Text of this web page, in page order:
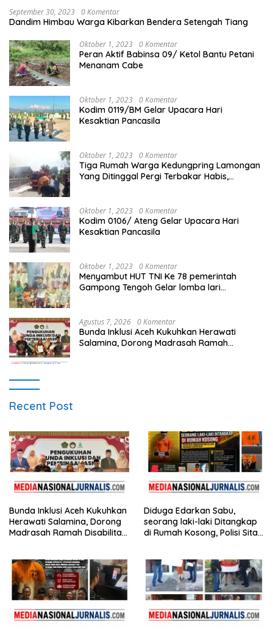
September 30, 2023 0 Komentar
Dandim Himbau Warga Kibarkan Bendera Setengah Tiang
Oktober 1, 2023 0 Komentar
Peran Aktif Babinsa 09/ Ketol Bantu Petani
Menanam Cabe
Oktober 1, 2023 0 Komentar
Kodim 0119/BM Gelar Upacara Hari
Kesaktian Pancasila
Oktober 1, 2023 0 Komentar
Tiga Rumah Warga Kedungpring Lamongan
Yang Ditinggal Pergi Terbakar Habis,
Oktober 1, 2023 0 Komentar
Kodim 0106/ Ateng Gelar Upacara Hari
Kesaktian Pancasila
Oktober 1, 2023 0 Komentar
Menyambut HUT TNI Ke 78 pemerintah
Gampong Tengoh Gelar lomba lari
Agustus 7, 2026 0 Komentar
Bunda Inklusi Aceh Kukuhkan Herawati
Salamina, Dorong Madrasah Ramah
Recent Post
Bunda Inklusi Aceh Kukuhkan
Herawati Salamina, Dorong
Madrasah Ramah Disabilitas
Diduga Edarkan Sabu,
seorang laki-laki Ditangkap
di Rumah Kosong, Polisi Sita